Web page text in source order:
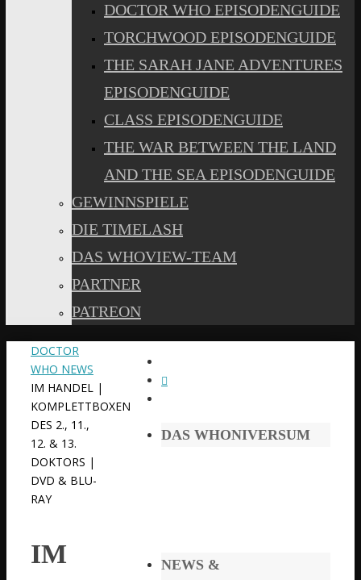
DOCTOR WHO EPISODENGUIDE
TORCHWOOD EPISODENGUIDE
THE SARAH JANE ADVENTURES
EPISODENGUIDE
CLASS EPISODENGUIDE
THE WAR BETWEEN THE LAND
AND THE SEA EPISODENGUIDE
GEWINNSPIELE
DIE TIMELASH
DAS WHOVIEW-TEAM
PARTNER
PATREON
START
DOCTOR
WHO NEWS
IM HANDEL |
KOMPLETTBOXEN
DES 2., 11.,
12. & 13.
DOKTORS |
DVD & BLU-
RAY
IM
DAS WHONIVERSUM
NEWS &